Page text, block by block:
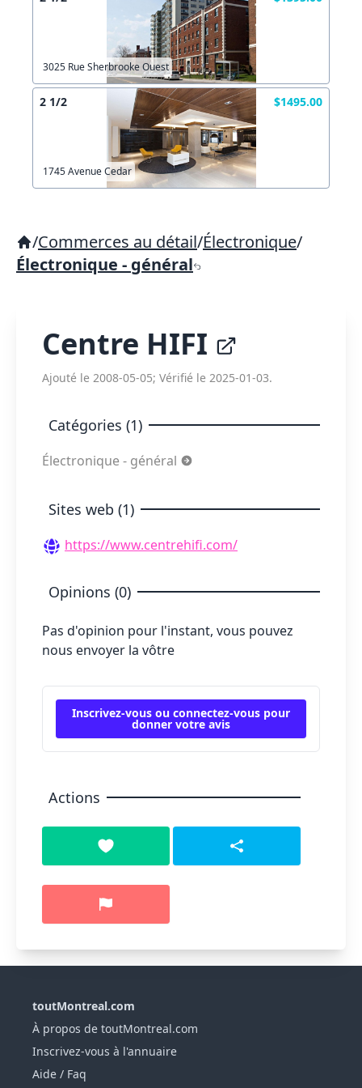
3025 Rue Sherbrooke Ouest
2 1/2 $1495.00
1745 Avenue Cedar
/Commerces au détail/Électronique/
Électronique - général
Centre HIFI
Ajouté le 2008-05-05; Vérifié le 2025-01-03.
Catégories (1)
Électronique - général
Sites web (1)
https://www.centrehifi.com/
Opinions (0)
Pas d'opinion pour l'instant, vous pouvez
nous envoyer la vôtre
Inscrivez-vous ou connectez-vous pour
donner votre avis
Actions
toutMontreal.com
À propos de toutMontreal.com
Inscrivez-vous à l'annuaire
Aide / Faq